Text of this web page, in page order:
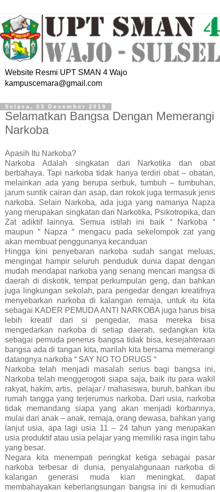
Website Resmi UPT SMAN 4 Wajo
kampuscemara@gmail.com
Selasa, 03 Desember 2019
Selamatkan Bangsa Dengan Memerangi
Narkoba
Apasih Itu Narkoba?
Narkoba Adalah singkatan dari Narkotika dan obat
berbahaya. Tapi narkoba tidak hanya terdiri obat – obatan,
melainkan ada yang berupa serbuk, tumbuh – tumbuhan,
jarum suntik cairan dan asap, dan rokok juga termasuk jenis
narkoba. Selain Narkoba, ada juga yang namanya Napza
yang merupakan singkatan dari Narkotika, Psikotropika, dan
Zat adiktif lainnya. Semua istilah ini baik “ Narkoba “
maupun “ Napza “ mengacu pada sekelompok zat yang
akan membuat penggunanya kecanduan
Hingga kini penyebaran narkoba sudah sangat meluas,
mengingat hampir seluruh penduduk dunia dapat dengan
mudah mendapat narkoba yang senang mencari mangsa di
daerah di diskotik, tempat perkumpulan geng, dan bahkan
juga lingkungan sekolah, para pengedar dengan kreatifnya
menyebarkan narkoba di kalangan remaja, untuk itu kita
sebagai KADER PEMUDA ANTI NARKOBA juga harus bisa
lebih kreatif dari si pengedar, masa mereka bisa
mengedarkan narkoba di setiap daerah, sedangkan kita
sebagai pemuda penerus bangsa tidak bisa, kesejahteraan
bangsa ada di tangan kita, marilah kita bersama memerangi
datangnya narkoba “ SAY NO TO DRUGS “
Narkoba telah menjadi masalah serius bagi bangsa ini,
Narkoba telah menggerogoti siapa saja, baik itu para wakil
rakyat, hakim, artis, pelajar / mahasiswa, buruh, bahkan ibu
rumah tangga yang terjerumus narkoba. Dari usia, narkoba
tidak memandang siapa yang akan menjadi korbannya,
mulai dari anak – anak, remaja, orang dewasa, bahkan yang
lanjut usia, apa lagi usia 11 – 24 tahun yang merupakan
usia produktif atau usia pelajar yang memiliki rasa ingin tahu
yang besar.
Negara kita menempati peringkat ketiga sebagai pasar
narkoba terbesar di dunia, penyalahgunaan narkoba di
kalangan generasi muda kian meningkat, dapat
membahayakan keberlangsungan bangsa ini di kemudian